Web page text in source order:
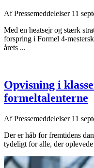
AfPressemeddelelser 11
Med en heatsejr og stærk
forspring i Formel 4-
årets ...
Opvisning i
formeltalenterne
AfPressemeddelelser 11
Der er håb for fremtidens
tydeligt for alle, der